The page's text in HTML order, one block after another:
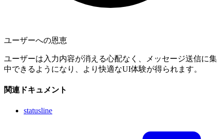
ユーザーへの恩恵
ユーザーは入力内容が消える心配なく、メッセージ送信に集
中できるようになり、より快適なUI体験が得られます。
関連ドキュメント
statusline